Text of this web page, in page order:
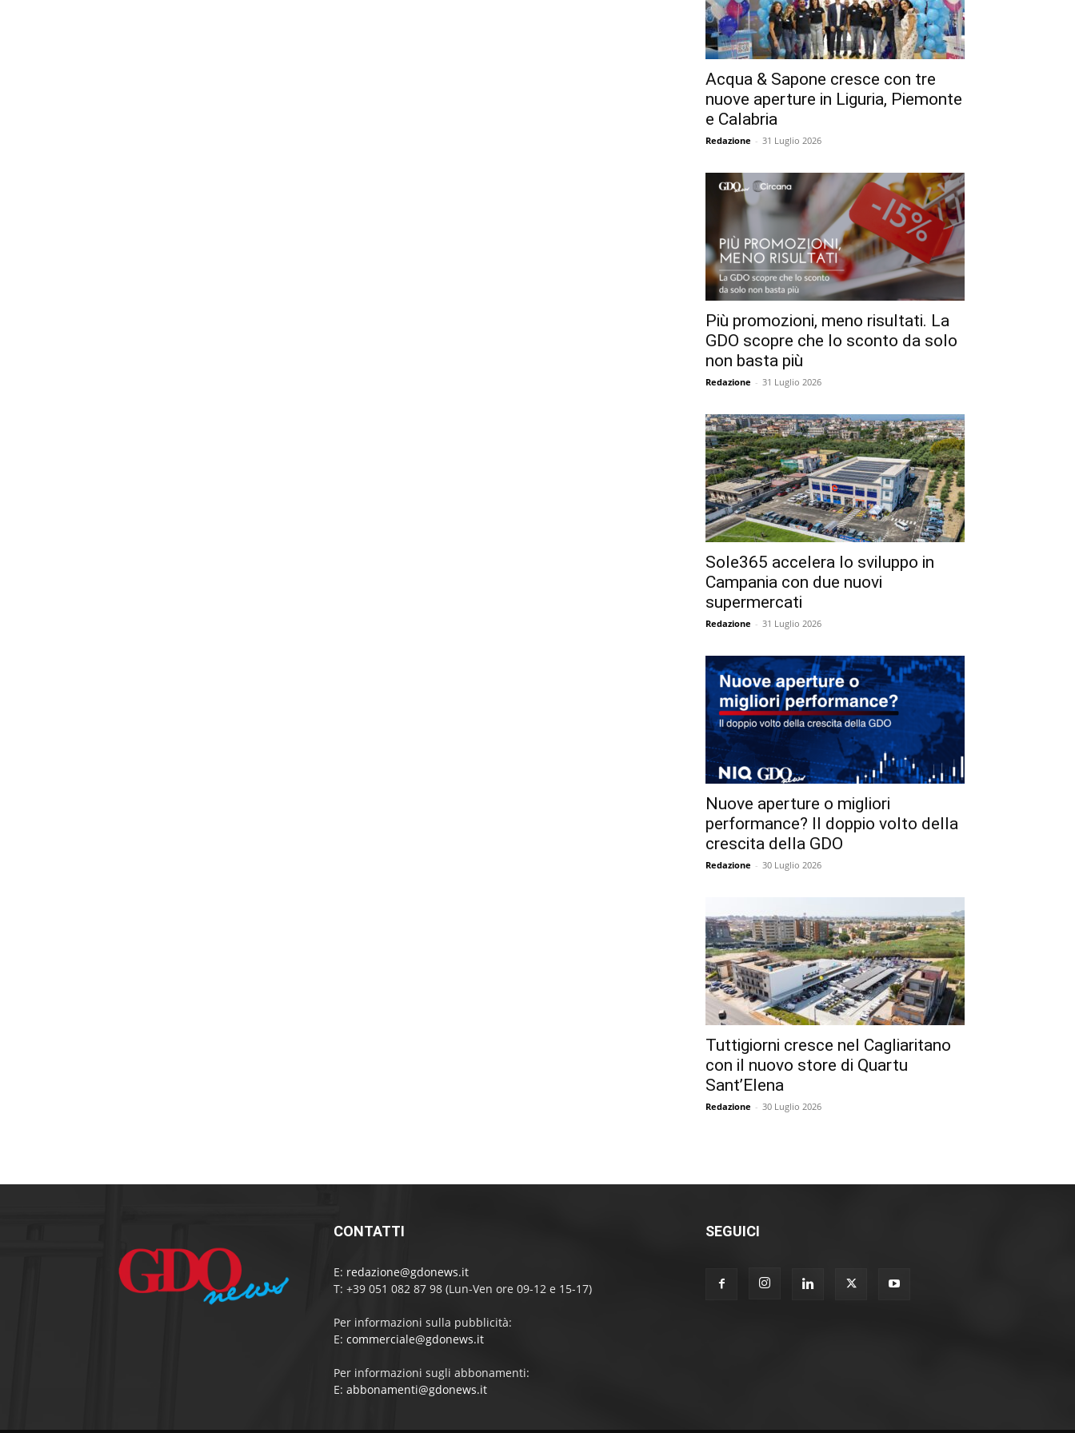
Acqua & Sapone cresce con tre
nuove aperture in Liguria, Piemonte
e Calabria
Redazione - 31 Luglio 2026
Più promozioni, meno risultati. La
GDO scopre che lo sconto da solo
non basta più
Redazione - 31 Luglio 2026
Sole365 accelera lo sviluppo in
Campania con due nuovi
supermercati
Redazione - 31 Luglio 2026
Nuove aperture o migliori
performance? Il doppio volto della
crescita della GDO
Redazione - 30 Luglio 2026
Tuttigiorni cresce nel Cagliaritano
con il nuovo store di Quartu
Sant’Elena
Redazione - 30 Luglio 2026
CONTATTI
E: redazione@gdonews.it
T: +39 051 082 87 98 (Lun-Ven ore 09-12 e 15-17)
Per informazioni sulla pubblicità:
E: commerciale@gdonews.it
Per informazioni sugli abbonamenti:
E: abbonamenti@gdonews.it
SEGUICI